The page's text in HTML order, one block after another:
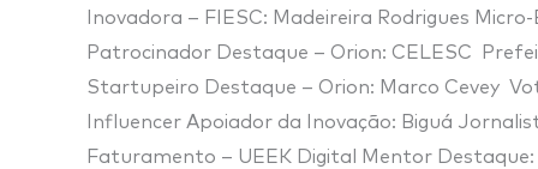
Inovadora – FIESC: Madeireira Rodrigues
Patrocinador Destaque – Orion: CELESC
Startupeiro Destaque – Orion: Marco Cevey
Influencer Apoiador da Inovação: Biguá
Faturamento – UEEK Digital Mentor